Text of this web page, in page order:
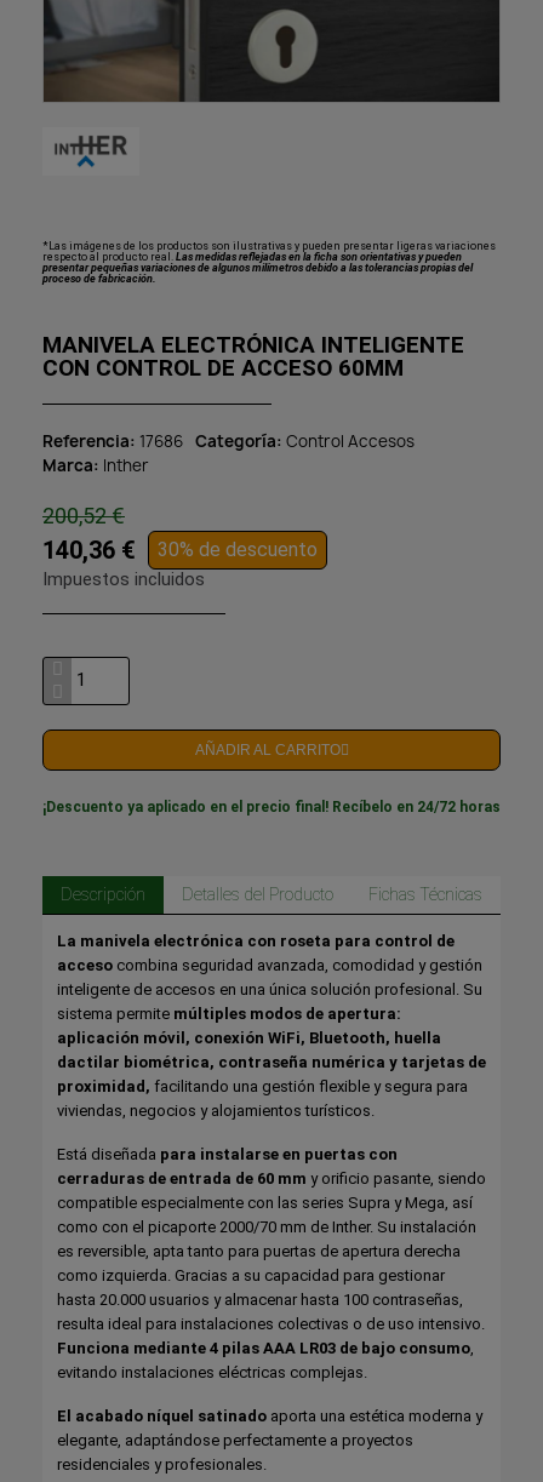
*Las imágenes de los productos son ilustrativas y pueden presentar ligeras variaciones
respecto al producto real. Las medidas reflejadas en la ficha son orientativas y pueden
presentar pequeñas variaciones de algunos milímetros debido a las tolerancias propias del
proceso de fabricación.
MANIVELA ELECTRÓNICA INTELIGENTE
CON CONTROL DE ACCESO 60MM
Referencia 17686 Categoría Control Accesos
Marca Inther
200,52 €
140,36 € 30% de descuento
Impuestos incluidos
AÑADIR AL CARRITO
¡Descuento ya aplicado en el precio final! Recíbelo en 24/72 horas
Descripción Detalles del Producto Fichas Técnicas
La manivela electrónica con roseta para control de
acceso combina seguridad avanzada, comodidad y gestión
inteligente de accesos en una única solución profesional. Su
sistema permite múltiples modos de apertura:
aplicación móvil, conexión WiFi, Bluetooth, huella
dactilar biométrica, contraseña numérica y tarjetas de
proximidad, facilitando una gestión flexible y segura para
viviendas, negocios y alojamientos turísticos.
Está diseñada para instalarse en puertas con
cerraduras de entrada de 60 mm y orificio pasante, siendo
compatible especialmente con las series Supra y Mega, así
como con el picaporte 2000/70 mm de Inther. Su instalación
es reversible, apta tanto para puertas de apertura derecha
como izquierda. Gracias a su capacidad para gestionar
hasta 20.000 usuarios y almacenar hasta 100 contraseñas,
resulta ideal para instalaciones colectivas o de uso intensivo.
Funciona mediante 4 pilas AAA LR03 de bajo consumo
evitando instalaciones eléctricas complejas.
El acabado níquel satinado aporta una estética moderna y
elegante, adaptándose perfectamente a proyectos
residenciales y profesionales.